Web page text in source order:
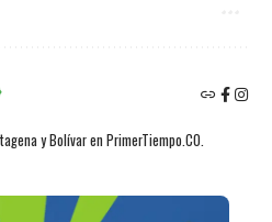
y Bolívar en PrimerTiempo.CO.